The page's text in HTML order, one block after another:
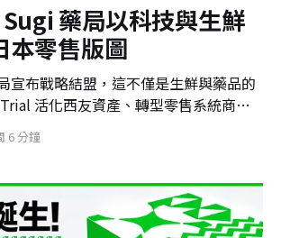
藥局以科技與生鮮
本零售版圖
宣布戰略結盟，這不僅是生鮮與藥品的
活化西友資產、轉型零售系統商的
以新型態小型店 Trial GO 在東京挑戰
6 分鐘